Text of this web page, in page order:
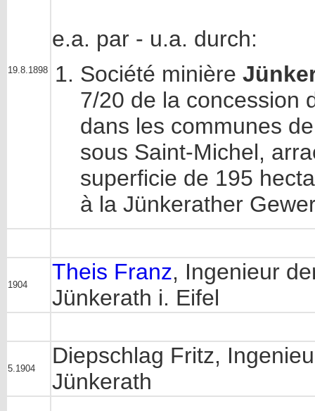
19.8.1898
e.a. par - u.a. durch:
Société minière
7/20 de la concession
dans les communes
sous Saint-Michel,
superficie de 195
à la Jünkerather
1904
Theis Franz, Ingenieur
Jünkerath i. Eifel
5.1904
Diepschlag Fritz,
Jünkerath